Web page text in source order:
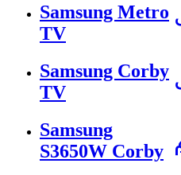
Samsung Metro
TV
Samsung Corby
TV
Samsung
S3650W Corby